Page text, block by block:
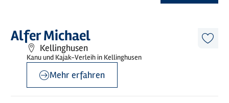
Alfer Michael
Kellinghusen
Kanu und Kajak-Verleih in Kellinghusen
Mehr
erfahren
Mehr erfahren